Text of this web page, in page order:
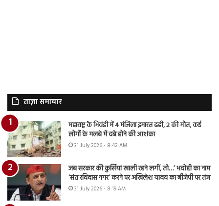
ताज़ा समाचार
महाराष्ट्र के भिवंडी में 4 मंजिला इमारत ढही, 2 की मौत, कई
लोगों के मलबे में दबे होने की आशंका
31 July 2026 - 8:42 AM
जब सरकार की कुर्सियां खाली रहने लगीं, तो…’ भदोही का नाम
‘संत रविदास नगर’ करने पर अखिलेश यादव का बीजेपी पर तंज
31 July 2026 - 8:19 AM